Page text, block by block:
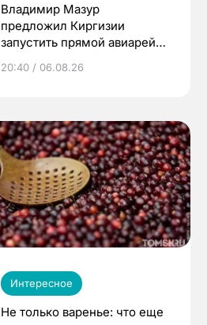
Владимир Мазур
предложил Киргизии
запустить прямой авиарейс
20:40 / 06.08.26
Интересное
Не только варенье: что еще